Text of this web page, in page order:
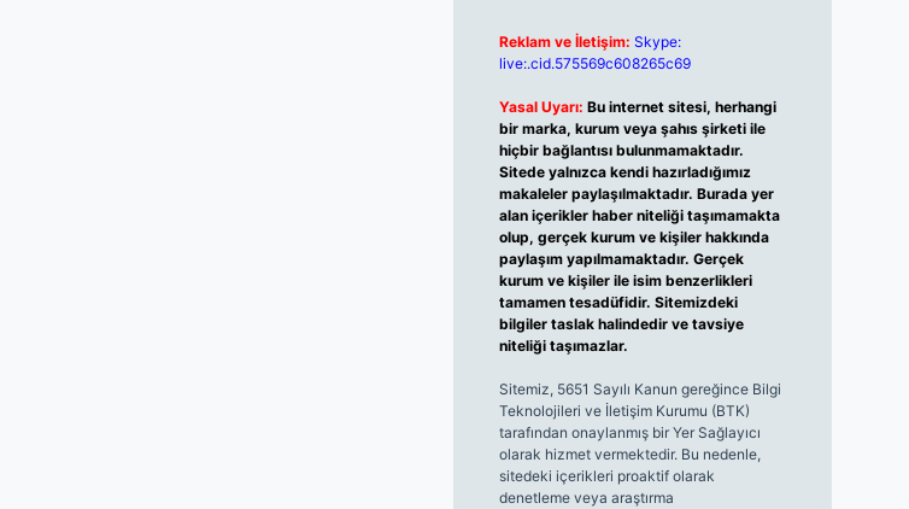
Reklam ve İletişim: Skype:
live:.cid.575569c608265c69
Yasal Uyarı: Bu internet sitesi, herhangi
bir marka, kurum veya şahıs şirketi ile
hiçbir bağlantısı bulunmamaktadır.
Sitede yalnızca kendi hazırladığımız
makaleler paylaşılmaktadır. Burada yer
alan içerikler haber niteliği taşımamakta
olup, gerçek kurum ve kişiler hakkında
paylaşım yapılmamaktadır. Gerçek
kurum ve kişiler ile isim benzerlikleri
tamamen tesadüfidir. Sitemizdeki
bilgiler taslak halindedir ve tavsiye
niteliği taşımazlar.
Sitemiz, 5651 Sayılı Kanun gereğince Bilgi
Teknolojileri ve İletişim Kurumu (BTK)
tarafından onaylanmış bir Yer Sağlayıcı
olarak hizmet vermektedir. Bu nedenle,
sitedeki içerikleri proaktif olarak
denetleme veya araştırma